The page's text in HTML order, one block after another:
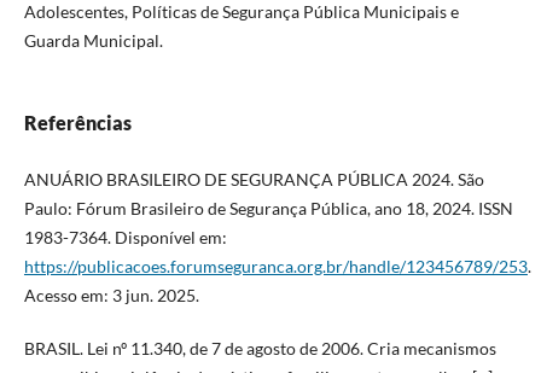
Adolescentes, Políticas de Segurança Pública Municipais e
Guarda Municipal.
Referências
ANUÁRIO BRASILEIRO DE SEGURANÇA PÚBLICA 2024. São
Paulo: Fórum Brasileiro de Segurança Pública, ano 18, 2024. ISSN
1983-7364. Disponível em:
https://publicacoes.forumseguranca.org.br/handle/123456789/253.
Acesso em: 3 jun. 2025.
BRASIL. Lei nº 11.340, de 7 de agosto de 2006. Cria mecanismos